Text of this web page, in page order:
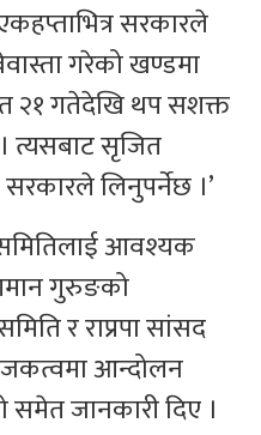
सरकारले
गरेको खण्डमा
२१ गतेदेखि थप सशक्त
त्यसबाट सृजित
लिनुपर्नेछ ।’
आवश्यक
गुरुङको
र राप्रपा सांसद
आन्दोलन
जानकारी दिए ।